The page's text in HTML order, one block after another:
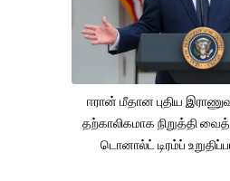
ஈரான் மீதான புதிய
தற்காலிகமாக நிறுத்தி
டொனால்ட் டிரம்ப்